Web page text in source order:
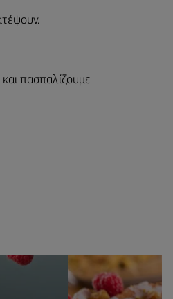
πασπαλίζουμε